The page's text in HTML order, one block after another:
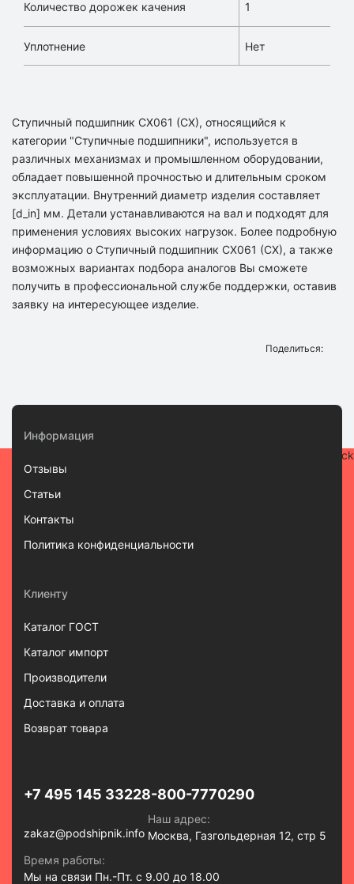
Количество дорожек качения 1
Уплотнение Нет
Ступичный подшипник CX061 (CX), относящийся к
категории "Ступичные подшипники", используется в
различных механизмах и промышленном оборудовании,
обладает повышенной прочностью и длительным сроком
эксплуатации. Внутренний диаметр изделия составляет
[d_in] мм. Детали устанавливаются на вал и подходят для
применения условиях высоких нагрузок. Более подробную
информацию о Ступичный подшипник CX061 (CX), а также
возможных вариантах подбора аналогов Вы сможете
получить в профессиональной службе поддержки, оставив
заявку на интересующее изделие.
Поделиться:
Информация
Отзывы
Статьи
Контакты
Политика конфиденциальности
Клиенту
Каталог ГОСТ
Каталог импорт
Производители
Доставка и оплата
Возврат товара
+7 495 145 33228-800-7770290
zakaz@podshipnik.info
Наш адрес:
Москва, Газгольдерная 12, стр 5
Время работы:
Мы на связи Пн.-Пт. с 9.00 до 18.00